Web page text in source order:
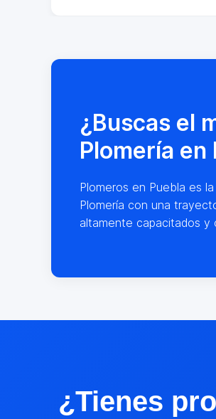
¿Buscas el
Plomería en
Plomeros en Puebla es
Plomería con una
altamente capacitados y
¿Tienes